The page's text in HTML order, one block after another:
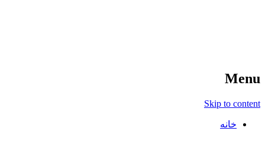
Menu
Skip to content
خانه